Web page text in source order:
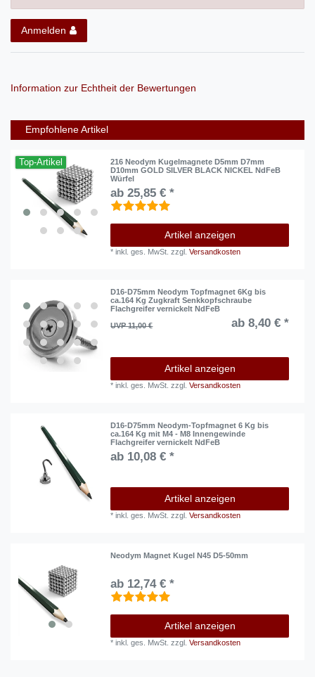
Anmelden
Information zur Echtheit der Bewertungen
Empfohlene Artikel
Top-Artikel
216 Neodym Kugelmagnete D5mm D7mm
D10mm GOLD SILVER BLACK NICKEL NdFeB
Würfel
ab 25,85 € *
Artikel anzeigen
*inkl. ges. MwSt. zzgl.Versandkosten
D16-D75mm Neodym Topfmagnet 6Kg bis
ca.164 Kg Zugkraft Senkkopfschraube
Flachgreifer vernickelt NdFeB
UVP 11,00 €
ab 8,40 € *
Artikel anzeigen
*inkl. ges. MwSt. zzgl.Versandkosten
D16-D75mm Neodym-Topfmagnet 6 Kg bis
ca.164 Kg mit M4 - M8 Innengewinde
Flachgreifer vernickelt NdFeB
ab 10,08 € *
Artikel anzeigen
*inkl. ges. MwSt. zzgl.Versandkosten
Neodym Magnet Kugel N45 D5-50mm
ab 12,74 € *
Artikel anzeigen
*inkl. ges. MwSt. zzgl.Versandkosten